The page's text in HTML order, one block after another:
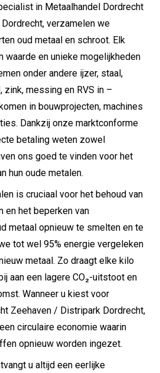
in Metaalhandel Dordrecht
verzamelen we
oud metaal en schroot. Elk
waarde en unieke mogelijkheden
onder andere ijzer, staal,
zink, messing en RVS in –
in bouwprojecten, machines
Dankzij onze marktconforme
betaling weten zowel
ons goed te vinden voor het
hun oude metalen.
is cruciaal voor het behoud van
en het beperken van
metaal opnieuw te smelten en te
tot wel 95% energie vergeleken
metaal. Zo draagt elke kilo
aan een lagere CO₂-uitstoot en
Wanneer u kiest voor
Zeehaven / Distripark Dordrecht,
circulaire economie waarin
opnieuw worden ingezet.
u altijd een eerlijke